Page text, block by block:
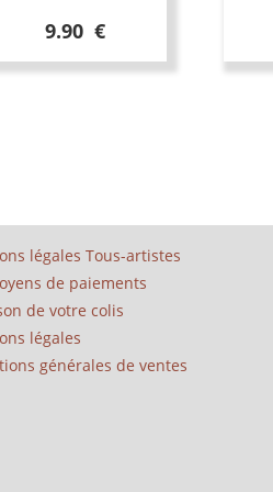
9.90 €
légales Tous-artistes
de paiements
de votre colis
légales
générales de ventes